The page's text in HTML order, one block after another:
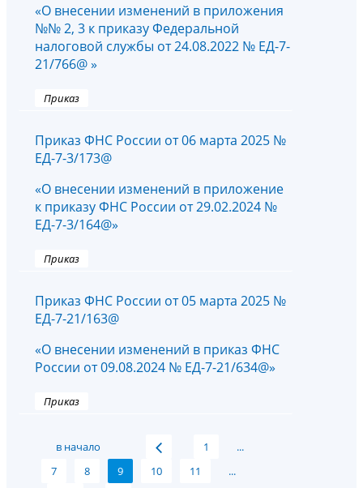
«О внесении изменений в приложения
№№ 2, 3 к приказу Федеральной
налоговой службы от 24.08.2022 № ЕД-7-
21/766@ »
Приказ
Приказ ФНС России от 06 марта 2025 №
ЕД-7-3/173@
«О внесении изменений в приложение
к приказу ФНС России от 29.02.2024 №
ЕД-7-3/164@»
Приказ
Приказ ФНС России от 05 марта 2025 №
ЕД-7-21/163@
«О внесении изменений в приказ ФНС
России от 09.08.2024 № ЕД-7-21/634@»
Приказ
в начало 1
...
7
8 9 10 11
...